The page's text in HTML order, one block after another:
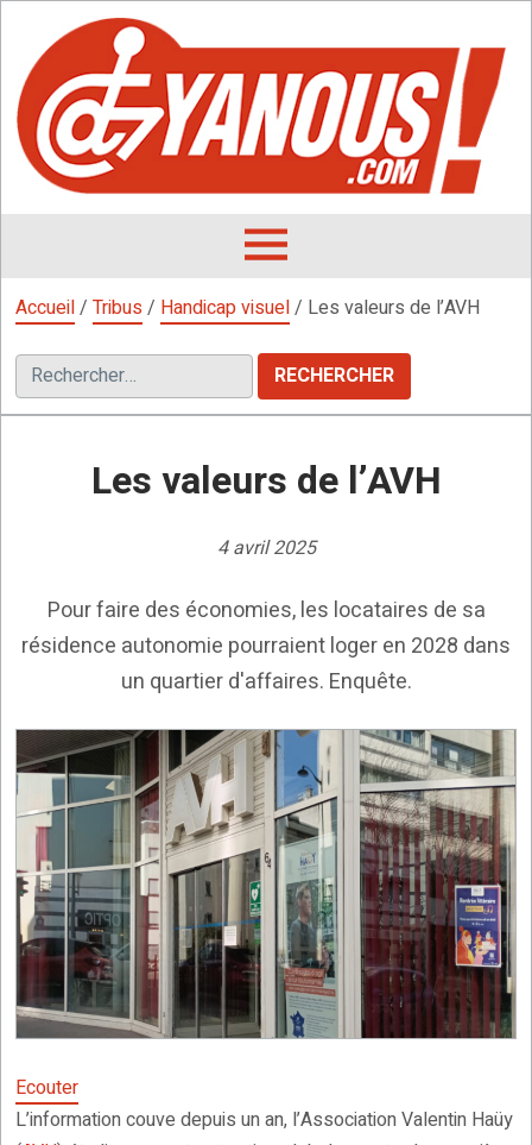
contenu
OUVRIR
MENU
Accueil/ Tribus/ Handicap visuel/ Les valeurs de l’AVH
Rechercher :
Les valeurs de l’AVH
4 avril 2025
Pour faire des économies, les locataires de sa
résidence autonomie pourraient loger en 2028 dans
un quartier d'affaires. Enquête.
Ecouter
L’information couve depuis un an, l’Association Valentin Haüy